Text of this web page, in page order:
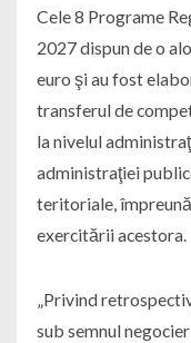
Cele 8 Programe
2027 dispun de o
euro şi au fost
transferul de
la nivelul
administraţiei
teritoriale,
exercitării acestora.
„Privind
sub semnul